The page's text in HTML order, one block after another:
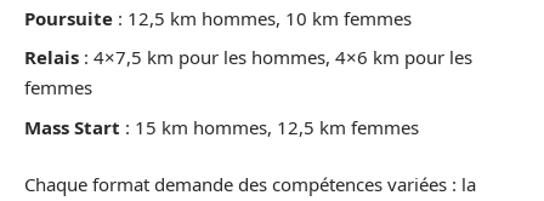
Poursuite : 12,5 km hommes, 10 km femmes
Relais : 4×7,5 km pour les hommes, 4×6 km pour les
femmes
Mass Start : 15 km hommes, 12,5 km femmes
Chaque format demande des compétences variées : la